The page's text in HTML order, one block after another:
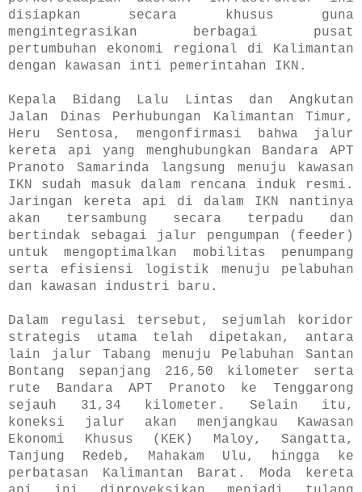
disiapkan secara khusus guna
mengintegrasikan berbagai pusat
pertumbuhan ekonomi regional di Kalimantan
dengan kawasan inti pemerintahan IKN.
Kepala Bidang Lalu Lintas dan Angkutan
Jalan Dinas Perhubungan Kalimantan Timur,
Heru Sentosa, mengonfirmasi bahwa jalur
kereta api yang menghubungkan Bandara APT
Pranoto Samarinda langsung menuju kawasan
IKN sudah masuk dalam rencana induk resmi.
Jaringan kereta api di dalam IKN nantinya
akan tersambung secara terpadu dan
bertindak sebagai jalur pengumpan (feeder)
untuk mengoptimalkan mobilitas penumpang
serta efisiensi logistik menuju pelabuhan
dan kawasan industri baru.
Dalam regulasi tersebut, sejumlah koridor
strategis utama telah dipetakan, antara
lain jalur Tabang menuju Pelabuhan Santan
Bontang sepanjang 216,50 kilometer serta
rute Bandara APT Pranoto ke Tenggarong
sejauh 31,34 kilometer. Selain itu,
koneksi jalur akan menjangkau Kawasan
Ekonomi Khusus (KEK) Maloy, Sangatta,
Tanjung Redeb, Mahakam Ulu, hingga ke
perbatasan Kalimantan Barat. Moda kereta